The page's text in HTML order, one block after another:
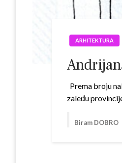
ARHITEKTURA
Prema broju
zaleđu
Biram DOBRO